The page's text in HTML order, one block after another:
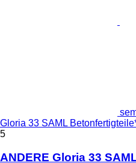
Gloria 33 SAML
5
ANDERE Gloria 33